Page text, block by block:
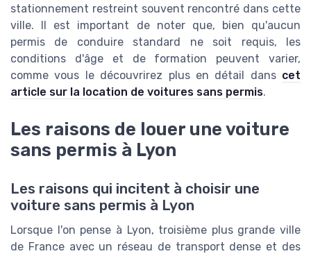
stationnement restreint souvent rencontré dans cette
ville. Il est important de noter que, bien qu'aucun
permis de conduire standard ne soit requis, les
conditions d'âge et de formation peuvent varier,
comme vous le découvrirez plus en détail dans cet
article sur la location de voitures sans permis.
Les raisons de louer une voiture
sans permis à Lyon
Les raisons qui incitent à choisir une
voiture sans permis à Lyon
Lorsque l'on pense à Lyon, troisième plus grande ville
de France avec un réseau de transport dense et des